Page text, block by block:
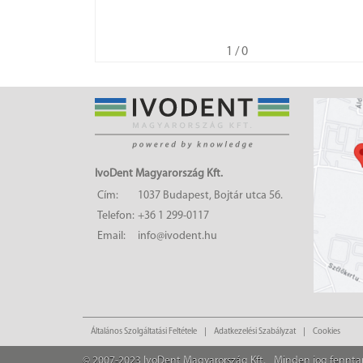
1 / 0
IvoDent Magyarország Kft.
Cím:
1037 Budapest, Bojtár utca 56.
Telefon: +36 1 299-0117
Email:
info@ivodent.hu
Általános Szolgáltatási Feltétele Adatkezelési Szabályzat Cookies